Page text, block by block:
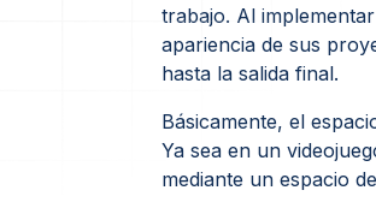
trabajo. Al
apariencia de sus
hasta la salida final.
Básicamente, el
Ya sea en un
mediante un espacio